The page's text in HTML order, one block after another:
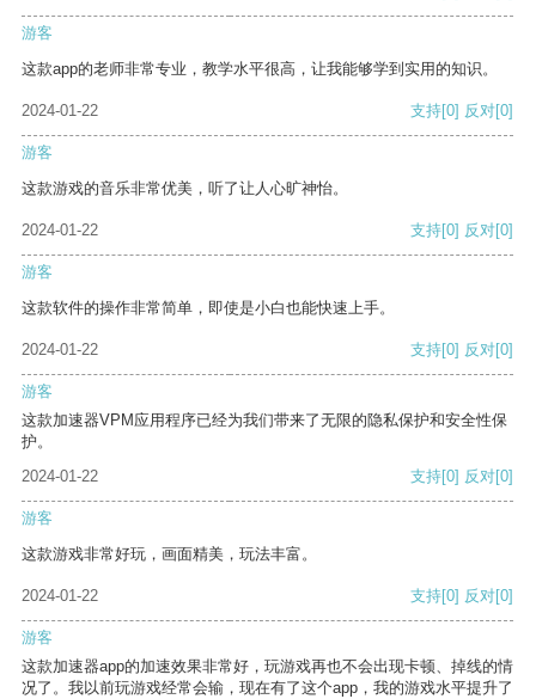
游客
这款app的老师非常专业，教学水平很高，让我能够学到实用的知识。
2024-01-22 支持[0] 反对[0]
游客
这款游戏的音乐非常优美，听了让人心旷神怡。
2024-01-22 支持[0] 反对[0]
游客
这款软件的操作非常简单，即使是小白也能快速上手。
2024-01-22 支持[0] 反对[0]
游客
这款加速器VPM应用程序已经为我们带来了无限的隐私保护和安全性保
护。
2024-01-22
支持[0] 反对[0]
游客
这款游戏非常好玩，画面精美，玩法丰富。
2024-01-22 支持[0] 反对[0]
游客
这款加速器app的加速效果非常好，玩游戏再也不会出现卡顿、掉线的情
况了。我以前玩游戏经常会输，现在有了这个app，我的游戏水平提升了